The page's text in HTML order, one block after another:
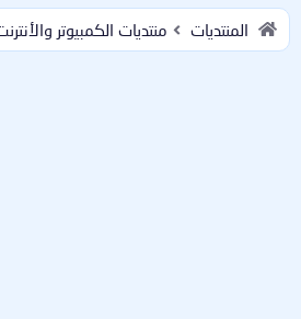
د
ئ
ا
ر
خ
م
ش
ا
المنتديات منتديات الكمبيوتر